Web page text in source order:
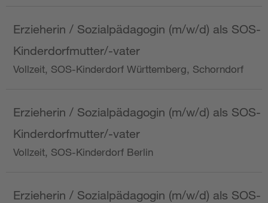
Erzieherin / Sozialpädagogin (m/w/d) als SOS-
Kinderdorfmutter/-vater
Vollzeit, SOS-Kinderdorf Württemberg, Schorndorf
Erzieherin / Sozialpädagogin (m/w/d) als SOS-
Kinderdorfmutter/-vater
Vollzeit, SOS-Kinderdorf Berlin
Erzieherin / Sozialpädagogin (m/w/d) als SOS-